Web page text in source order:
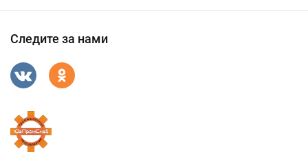
Следите за нами